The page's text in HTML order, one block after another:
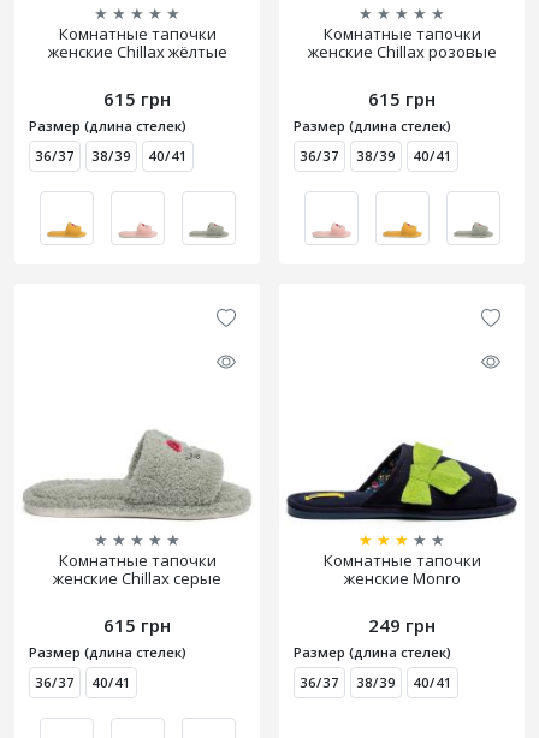
★ ★ ★ ★ ★
Комнатные тапочки
женские Chillax жёлтые
615 грн
Размер (длина стелек)
36/37
38/39 40/41
★ ★ ★ ★ ★
Комнатные тапочки
женские Chillax розовые
615 грн
Размер (длина стелек)
36/37
38/39 40/41
★ ★ ★ ★ ★
Комнатные тапочки
женские Chillax серые
615 грн
Размер (длина стелек)
36/37
40/41
★ ★ ★ ★ ★
Комнатные тапочки
женские Monro
249 грн
Размер (длина стелек)
36/37
38/39 40/41